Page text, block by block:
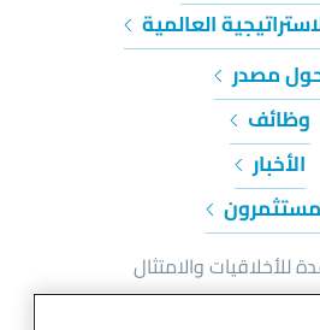
العالمية
مصدر
وظائف
الأخبار
للأخلاقيات والامتثال
وملفات تعريف الارتباط